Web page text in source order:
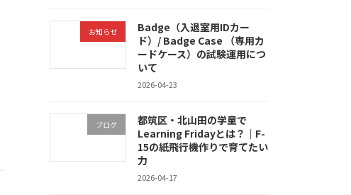
お知らせ
Badge（入退室用IDカー
ド）/ Badge Case （専用カ
ードケース）の試験運用につ
いて
2026-04-23
ブログ
都筑区・北山田の学童で
Learning Fridayとは？｜F-
15の紙飛行機作りで育てたい
力
2026-04-17